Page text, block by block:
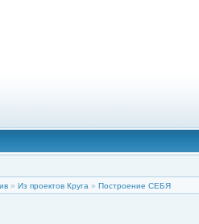
» Из проектов Круга » Построение СЕБЯ